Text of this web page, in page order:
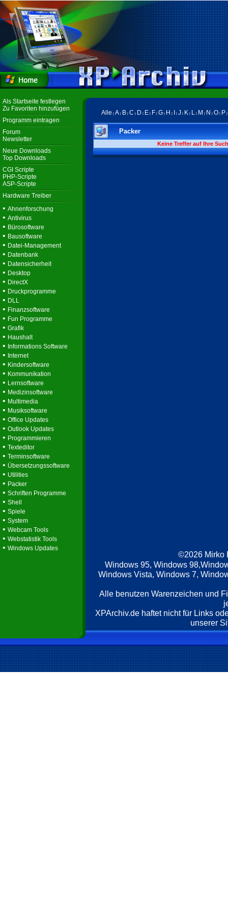
Als Startseite festlegen
Zu Favoriten hinzufügen
Programm eintragen
Forum
Newsletter
Neue Downloads
Top Downloads
CGI Scripte
PHP-Scripte
ASP-Scripte
Hardware Treiber
• Ahnenforschung
• Antivirus
• Bürosoftware
• Bausoftware
• Datei-Management
• Datenbank
• Datensicherheit
• Desktop
• DirectX
• Druckprogramme
• DLL
• Finanzsoftware
• Fun Programme
• Grafik
• Haushalt
• Informations Software
• Internet
• Kindersoftware
• Kommunikation
• Lernsoftware
• Medizinsoftware
• Multimedia
• Musiksoftware
• Office Updates
• Outlook Updates
• Programmieren
• Texteditor
• Terminsoftware
• Übersetzungssoftware
• Utilities
• Packer
• Schriften Programme
• Shell
• Spiele
• System
• Webcam Tools
• Webstatistik Tools
• Windows Updates
Alle A B C D E F G H J K L M N O P
Packer
Keine Treffer auf Ihre
©2026 Mirko
Windows 95, Windows
Windows Vista, Windows 7,
Alle benutzen Warenzeichen und
XPArchiv.de haftet nicht für Links
unserer